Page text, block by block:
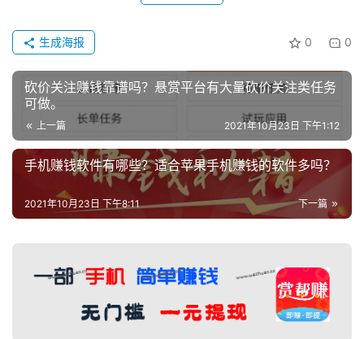
0 0
生成海报
砍价关注赚钱靠谱吗？悬赏平台有大量砍价关注类任务
可做。
上一篇 2021年10月23日 下午1:12
手机赚钱软件有哪些？适合苹果手机赚钱的软件多吗？
下一篇
2021年10月23日 下午8:11